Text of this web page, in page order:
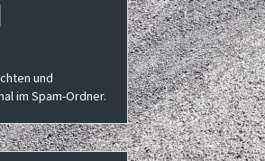
und
im Spam-Ordner.